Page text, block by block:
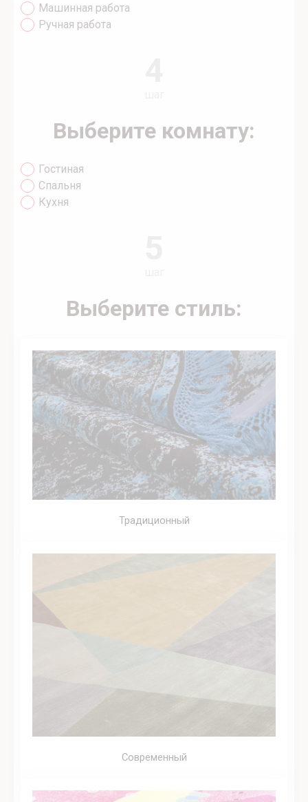
Машинная работа
Ручная работа
Выберите комнату:
Гостиная
Спальня
Кухня
Выберите стиль:
Традиционный
Современный